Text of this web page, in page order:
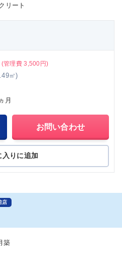
リート
(管理費 3,500円)
㎡)
月
お問い合わせ
入りに追加
店
築